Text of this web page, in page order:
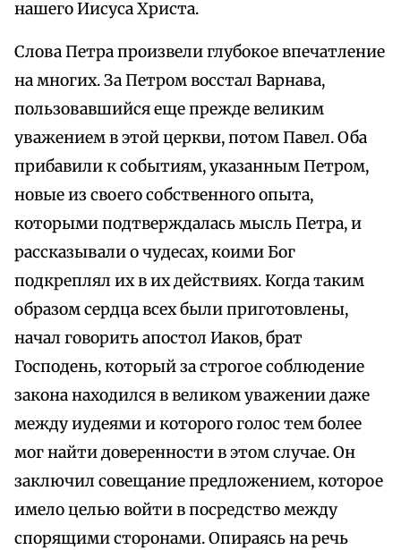
нашего Иисуса Христа.
Слова Петра произвели глубокое впечатление
на многих. За Петром восстал Варнава,
пользовавшийся еще прежде великим
уважением в этой церкви, потом Павел. Оба
прибавили к событиям, указанным Петром,
новые из своего собственного опыта,
которыми подтверждалась мысль Петра, и
рассказывали о чудесах, коими Бог
подкреплял их в их действиях. Когда таким
образом сердца всех были приготовлены,
начал говорить апостол Иаков, брат
Господень, который за строгое соблюдение
закона находился в великом уважении даже
между иудеями и которого голос тем более
мог найти доверенности в этом случае. Он
заключил совещание предложением, которое
имело целью войти в посредство между
спорящими сторонами. Опираясь на речь